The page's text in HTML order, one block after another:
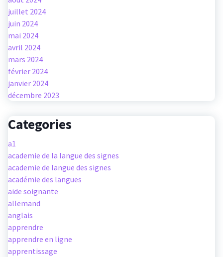
juillet 2024
juin 2024
mai 2024
avril 2024
mars 2024
février 2024
janvier 2024
décembre 2023
Categories
a1
academie de la langue des signes
academie de langue des signes
académie des langues
aide soignante
allemand
anglais
apprendre
apprendre en ligne
apprentissage